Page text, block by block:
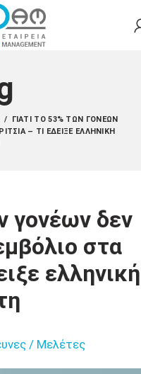
/
ΓΙΑΤΊ ΤΟ 53% ΤΩΝ ΓΟΝΈΩΝ
– ΤΙ ΈΔΕΙΞΕ ΕΛΛΗΝΙΚΉ
γονέων δεν
στα
ελληνική
/ Μελέτες